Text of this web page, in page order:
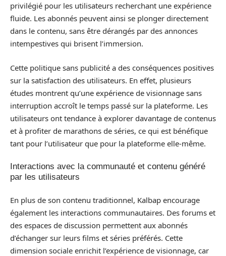
privilégié pour les utilisateurs recherchant une expérience
fluide. Les abonnés peuvent ainsi se plonger directement
dans le contenu, sans être dérangés par des annonces
intempestives qui brisent l’immersion.
Cette politique sans publicité a des conséquences positives
sur la satisfaction des utilisateurs. En effet, plusieurs
études montrent qu’une expérience de visionnage sans
interruption accroît le temps passé sur la plateforme. Les
utilisateurs ont tendance à explorer davantage de contenus
et à profiter de marathons de séries, ce qui est bénéfique
tant pour l’utilisateur que pour la plateforme elle-même.
Interactions avec la communauté et contenu généré
par les utilisateurs
En plus de son contenu traditionnel, Kalbap encourage
également les interactions communautaires. Des forums et
des espaces de discussion permettent aux abonnés
d’échanger sur leurs films et séries préférés. Cette
dimension sociale enrichit l’expérience de visionnage, car